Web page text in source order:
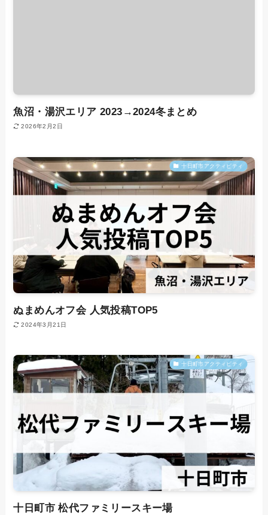
魚沼・湯沢エリア 2023→2024冬まとめ
2026年2月2日
十日町市アクティビティ
ぬまめんオフ会 人気投稿TOP5
2024年3月21日
十日町市アクティビティ
十日町市 松代ファミリースキー場